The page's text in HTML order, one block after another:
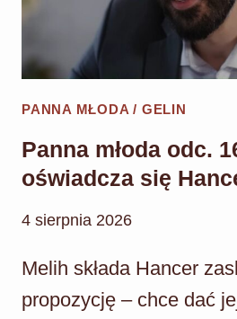
I
ŻONĄ!
PANNA MŁODA / GELIN
Panna młoda odc.
oświadcza się
4 sierpnia 2026
Melih składa Hancer
propozycję – chce dać